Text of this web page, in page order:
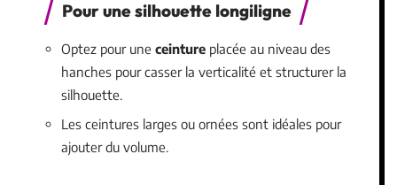
Pour une silhouette longiligne
Optez pour une ceinture placée au niveau des
hanches pour casser la verticalité et structurer la
silhouette.
Les ceintures larges ou ornées sont idéales pour
ajouter du volume.